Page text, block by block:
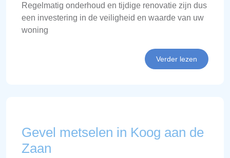
Regelmatig onderhoud en tijdige renovatie zijn dus
een investering in de veiligheid en waarde van uw
woning
Verder lezen
Gevel metselen in Koog aan de
Zaan